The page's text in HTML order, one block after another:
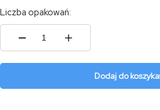
Liczba opakowań:
ilość
Dodaj do koszyka